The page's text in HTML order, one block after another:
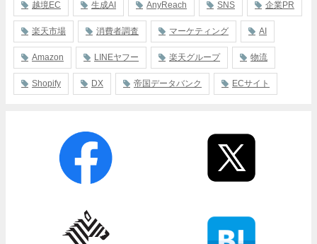
越境EC 生成AI AnyReach SNS 企業PR
楽天市場 消費者調査 マーケティング AI
Amazon LINEヤフー 楽天グループ 物流
Shopify DX 帝国データバンク ECサイト